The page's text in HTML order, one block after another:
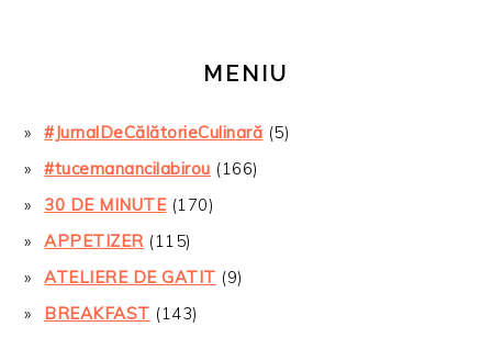
MENIU
#JurnalDeCălătorieCulinară (5)
#tucemanancilabirou (166)
30 DE MINUTE(170)
APPETIZER(115)
ATELIERE DE GATIT (9)
BREAKFAST (143)